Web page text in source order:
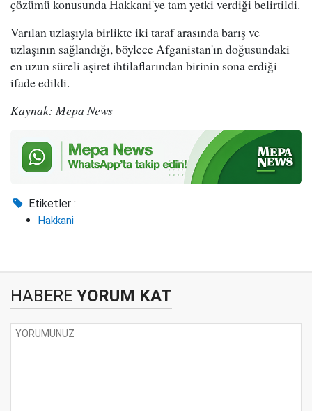
çözümü konusunda Hakkani'ye tam yetki verdiği belirtildi.
Varılan uzlaşıyla birlikte iki taraf arasında barış ve
uzlaşının sağlandığı, böylece Afganistan'ın doğusundaki
en uzun süreli aşiret ihtilaflarından birinin sona erdiği
ifade edildi.
Kaynak: Mepa News
Etiketler :
Hakkani
HABERE YORUM KAT